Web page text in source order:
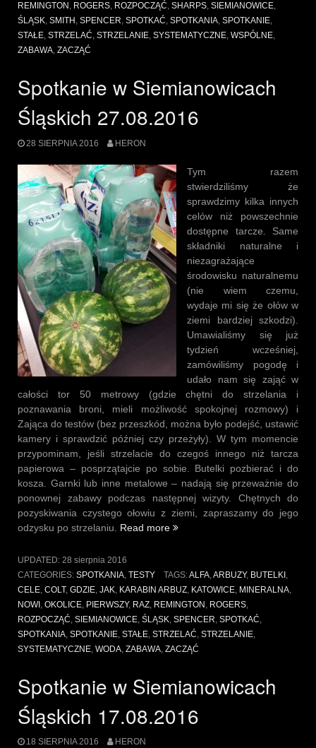
REMINGTON , ROGERS, ROZPOCZĄĆ, SHARPS, SIEMIANOWICE,
ŚLĄSK, SMITH , SPENCER, SPOTKAĆ, SPOTKANIA, SPOTKANIE,
STAŁE, STRZELAĆ, STRZELANIE, SYSTEMATYCZNE, WSPÓLNE,
ZABAWA, ZACZĄĆ
Spotkanie w Siemianowicach
Śląskich 27.08.2016
28 SIERPNIA 2016 HERON
Tym razem
stwierdziliśmy że
sprawdzimy kilka innych
celów niż powszechnie
dostępne tarcze. Same
składniki naturalne i
niezagrażające
środowisku naturalnemu
(nie wiem czemu,
wydaje mi się że ołów w
ziemi bardziej szkodzi).
Umawialiśmy się już
tydzień wcześniej,
zamówiliśmy pogodę i
udało nam się zająć w
całości tor 50 metrowy (gdzie chętni do strzelania i
poznawania broni, mieli możliwość spokojnej rozmowy) i
Zająca do testów (bez przeszkód, można było podejść, ustawić
kamery i sprawdzić później czy przeżyły). W tym momencie
przypominam, jeśli strzelacie do czegoś innego niż tarcza
papierowa – posprzątajcie po sobie. Butelki pozbierać i do
kosza. Garnki lub inne metalowe – nadają się przeważnie do
ponownej zabawy podczas następnej wizyty. Chętnych do
pozyskiwania czystego ołowiu z ziemi, zapraszamy do jego
odzysku po strzelaniu. Read more „Spotkanie
Śląskich
27.08.2016”
UPDATED: 28 sierpnia 2016
CATEGORIES: SPOTKANIA TESTY TAGS:ALFA, ARBUZY, BUTELKI,
CELE COLT, GDZIE JAK KARABIN ARBUZ KATOWICE MINERALNA
NOWI OKOLICE PIERWSZY, RAZ REMINGTON ROGERS
ROZPOCZĄĆ SIEMIANOWICE ŚLĄSK SPENCER SPOTKAĆ
SPOTKANIA SPOTKANIE STAŁE STRZELAĆ STRZELANIE
SYSTEMATYCZNE WODA ZABAWA ZACZĄĆ
Spotkanie w Siemianowicach
Śląskich 17.08.2016
18 SIERPNIA 2016 HERON